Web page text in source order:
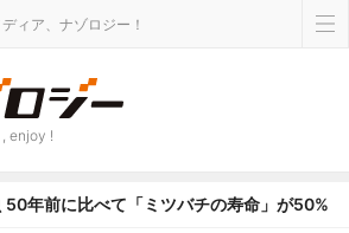
ィア、ナゾロジー！
enjoy !
50年前に比べて「ミツバチの寿命」が50%